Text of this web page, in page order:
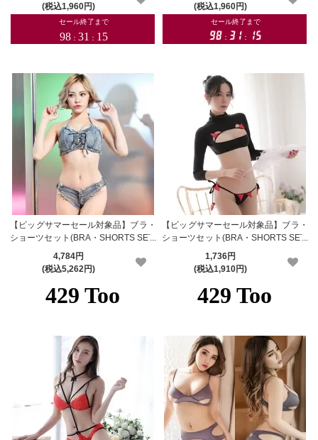
(税込1,960円) (税込1,960円)
【ビッグサマーセール対象品】ブラ・
ショーツセット(BRA・SHORTS SET)
4,784円
(税込5,262円)
【ビッグサマーセール対象品】ブラ・
ショーツセット(BRA・SHORTS SET)
1,736円
(税込1,910円)